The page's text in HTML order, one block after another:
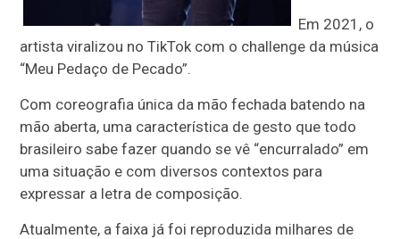
Em 2021, o
artista viralizou no TikTok com o challenge da música
“Meu Pedaço de Pecado”.
Com coreografia única da mão fechada batendo na
mão aberta, uma característica de gesto que todo
brasileiro sabe fazer quando se vê “encurralado” em
uma situação e com diversos contextos para
expressar a letra de composição.
Atualmente, a faixa já foi reproduzida milhares de